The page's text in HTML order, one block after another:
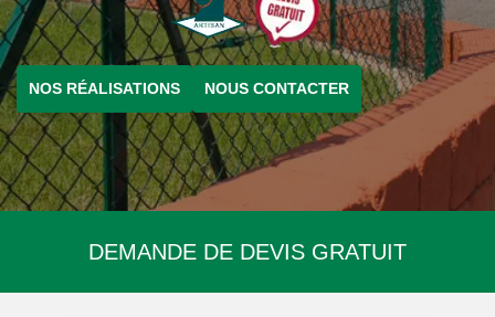
NOS RÉALISATIONS NOUS CONTACTER
DEMANDE DE DEVIS GRATUIT